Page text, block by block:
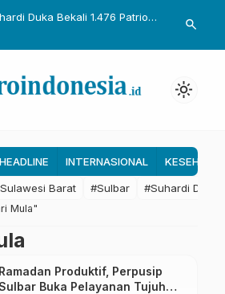
Duka Bekali 1.476 Patriot
Kebijakan Transmigrasi
Gubernur
untuk
search
light_mode
HEADLINE INTERNASIONAL
Barat #Sulbar #Suhardi Duka
Mula"
Ramadan Produktif, Perpusip
Buka Pelayanan Tujuh